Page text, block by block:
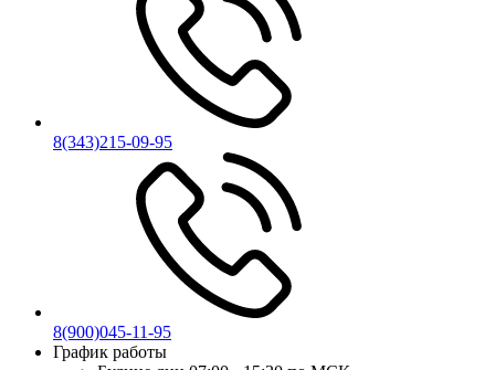
8(343)215-09-95
8(900)045-11-95
График работы